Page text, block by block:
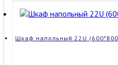
18U
(600*600)
стекло
Шкаф напольный 22U